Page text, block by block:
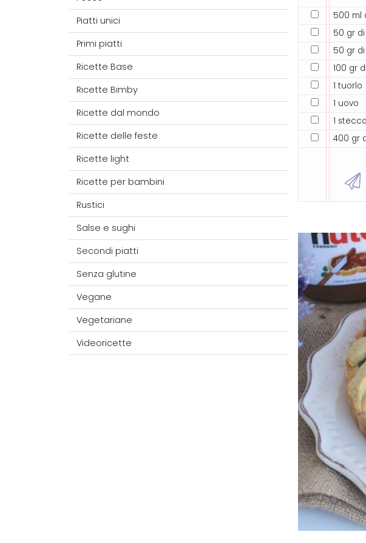
Piatti unici
Primi piatti
Ricette Base
Ricette Bimby
Ricette dal mondo
Ricette delle feste
Ricette light
Ricette per bambini
Rustici
Salse e sughi
Secondi piatti
Senza glutine
Vegane
Vegetariane
Videoricette
500 ml
50 gr
50 gr
100 gr di
1 tuorlo
1 uovo
1
400 gr